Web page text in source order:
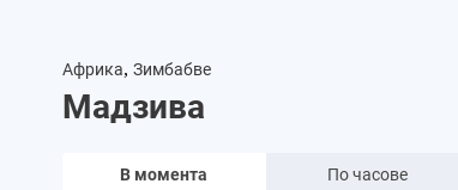
Африка, Зимбабве
Мадзива
В момента По часове